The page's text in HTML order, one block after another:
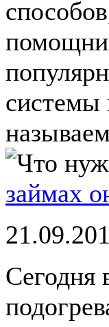
системы
займах
Сегодня